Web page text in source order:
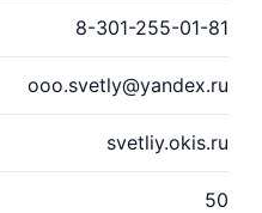
8-301-255-01-81
ooo.svetly@yandex.ru
svetliy.okis.ru
50